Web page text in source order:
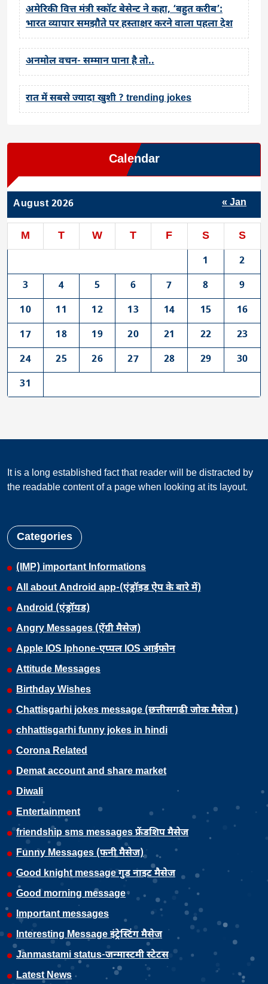
अमेरिकी वित्त मंत्री स्कॉट बेसेन्ट ने कहा, ‘बहुत करीब’:
भारत व्यापार समझौते पर हस्ताक्षर करने वाला पहला देश
अनमोल वचन- सम्मान पाना है तो..
रात में सबसे ज्यादा खुशी ? trending jokes
Calendar
August 2026
M T W T F S S
1
2
3
4 5 6 7 8
9
10
11 12 13 14 15
16
17
18 19 20 21 22
23
24
25 26 27 28 29
30
31
« Jan
It is a long established fact that reader will be distracted by
the readable content of a page when looking at its layout.
Categories
(IMP) important Informations
All about Android app-(एंड्रॉइड ऐप के बारे में)
Android (एंड्रॉयड)
Angry Messages (ऐंग्री मैसेज)
Apple IOS Iphone-एप्पल IOS आईफोन
Attitude Messages
Birthday Wishes
Chattisgarhi jokes message (छत्तीसगढी जोक मैसेज )
chhattisgarhi funny jokes in hindi
Corona Related
Demat account and share market
Diwali
Entertainment
friendship sms messages फ्रेंडशिप मैसेज
Funny Messages (फनी मैसेज)
Good knight message गुड नाइट मैसेज
Good morning message
Important messages
Interesting Message इंट्रेस्टिंग मैसेज
Janmastami status-जन्मास्टमी स्टेटस
Latest News